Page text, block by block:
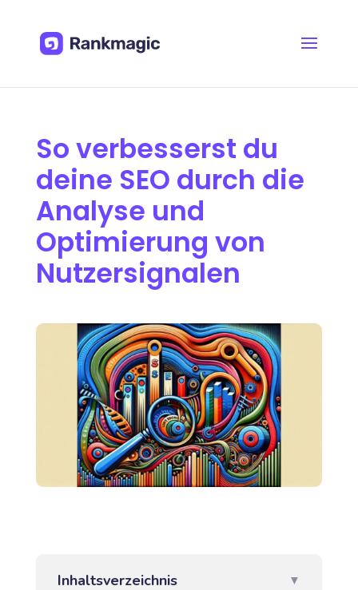
So verbesserst du
deine SEO durch die
Analyse und
Optimierung von
Nutzersignalen
Inhaltsverzeichnis ▼